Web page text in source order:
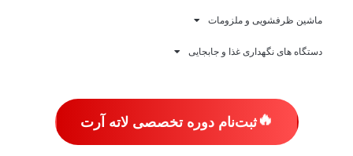
ماشین ظرفشویی و ملزومات
دستگاه های نگهداری غذا و جابجایی
🔥ثبت‌نام دوره تخصصی لاته آرت